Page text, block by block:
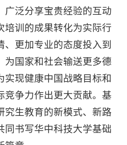
广泛分享宝贵经验的互动
培训的成果转化为实际行
、更加专业的态度投入到
为国家和社会输送更多德
实现健康中国战略目标和
竞争力作出更大贡献。基
究生教育的新模式、新路
同书写华中科技大学基础